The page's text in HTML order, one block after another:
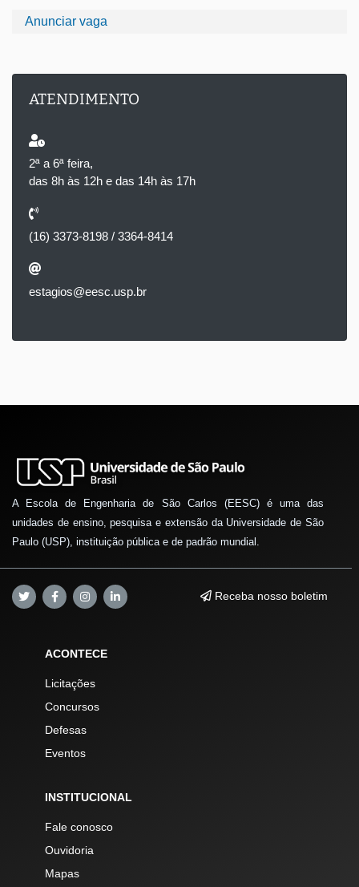
Anunciar vaga
ATENDIMENTO
2ª a 6ª feira,
das 8h às 12h e das 14h às 17h
(16) 3373-8198 / 3364-8414
estagios@eesc.usp.br
A Escola de Engenharia de São Carlos (EESC) é uma das
unidades de ensino, pesquisa e extensão da Universidade de São
Paulo (USP), instituição pública e de padrão mundial.
Receba nosso boletim
ACONTECE
Licitações
Concursos
Defesas
Eventos
INSTITUCIONAL
Fale conosco
Ouvidoria
Mapas